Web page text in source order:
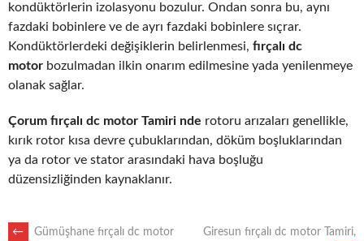
kondüktörlerin izolasyonu bozulur. Ondan sonra bu, aynı
fazdaki bobinlere ve de ayrı fazdaki bobinlere sıçrar.
Kondüktörlerdeki değişiklerin belirlenmesi, fırçalı dc
motor bozulmadan ilkin onarım edilmesine yada yenilenmeye
olanak sağlar.
Çorum fırçalı dc motor Tamiri nde rotoru arızaları genellikle,
kırık rotor kısa devre çubuklarından, döküm boşluklarından
ya da rotor ve stator arasındaki hava boşluğu
düzensizliğinden kaynaklanır.
←
Gümüşhane fırçalı dc motor
Giresun fırçalı dc motor Tamiri,